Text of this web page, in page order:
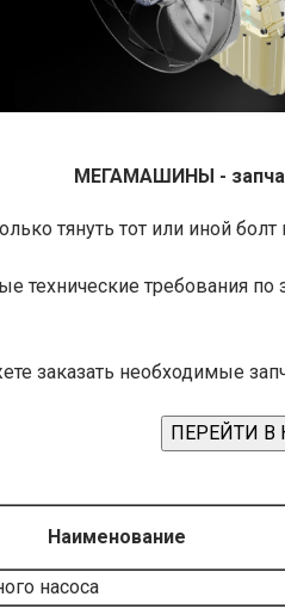
МЕГАМАШИНЫ -
тянуть тот или иной болт
технические требования
заказать необходимые
ПЕРЕЙТИ В
Наименование
насоса